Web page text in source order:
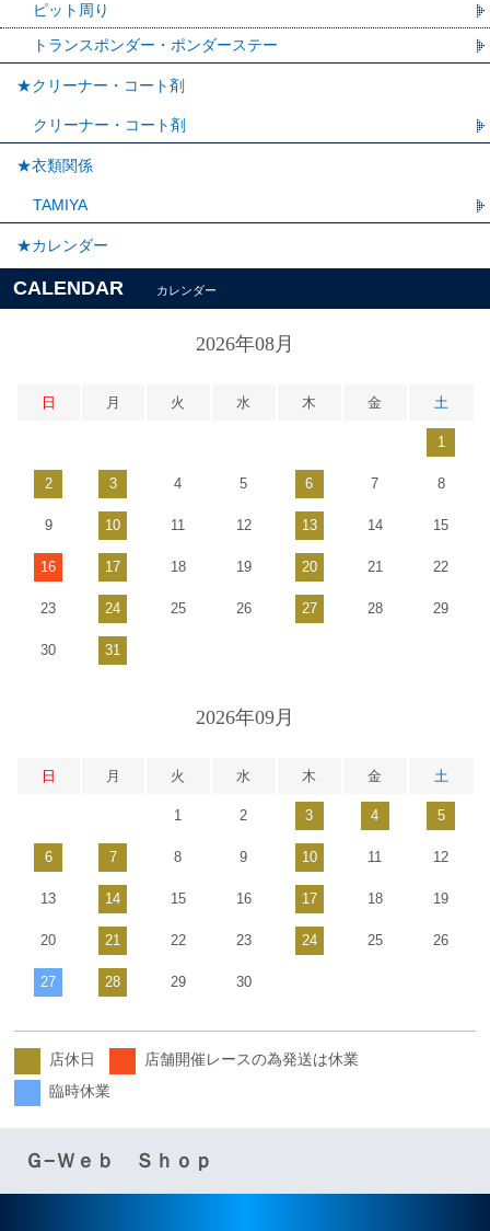
ピット周り
トランスポンダー・ポンダーステー
★クリーナー・コート剤
クリーナー・コート剤
★衣類関係
TAMIYA
★カレンダー
CALENDAR カレンダー
2026年08月
日 月 火 水 木 金 土
1
2 3 4 5 6 7 8
9 10 11 12 13 14 15
16 17 18 19 20 21 22
23 24 25 26 27 28 29
30 31
2026年09月
日 月 火 水 木 金 土
1 2 3 4 5
6 7 8 9 10 11 12
13 14 15 16 17 18 19
20 21 22 23 24 25 26
27 28 29 30
店休日
店舗開催レースの為発送は休業
臨時休業
Ｇ−Ｗｅｂ Ｓｈｏｐ